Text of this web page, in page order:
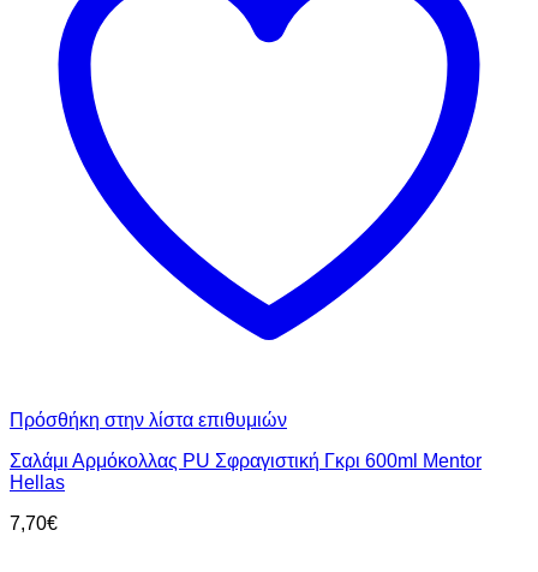
Πρόσθήκη στην λίστα επιθυμιών
Σαλάμι Αρμόκολλας PU Σφραγιστική Γκρι 600ml Mentor
Hellas
7,70€